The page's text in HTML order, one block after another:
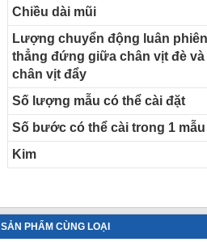
Chiều dài mũi
Lượng chuyển động luân phiên
thẳng đứng giữa chân vịt đè và
chân vịt đẩy
Số lượng mẫu có thể cài đặt
Số bước có thể cài trong 1 mẫu
Kim
SẢN PHẨM CÙNG LOẠI